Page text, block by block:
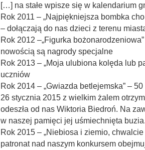
[…] na stałe wpisze się w kalendarium
Rok 2011 – „Najpiękniejsza bombka
– dołączają do nas dzieci z terenu
Rok 2012 –„Figurka
nowością są nagrody specjalne
Rok 2013 – „Moja ulubiona kolęda lub
uczniów
Rok 2014 – „Gwiazda betlejemska” –
26 stycznia 2015 z wielkim żalem
odeszła od nas Wiktoria Biedroń. Na
w naszej pamięci jej uśmiechnięta
Rok 2015 – „Niebiosa i ziemio,
patronat nad naszym konkursem